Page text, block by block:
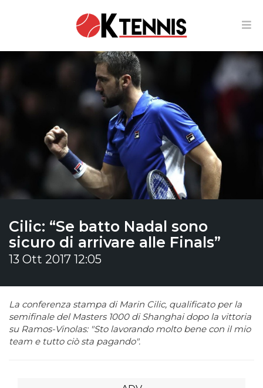
Cilic: “Se batto Nadal sono
sicuro di arrivare alle Finals”
13 Ott 2017 12:05
La conferenza stampa di Marin Cilic, qualificato per la
semifinale del Masters 1000 di Shanghai dopo la vittoria
su Ramos-Vinolas: "Sto lavorando molto bene con il mio
team e tutto ciò sta pagando".